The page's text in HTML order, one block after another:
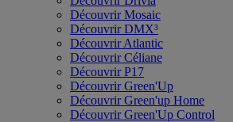
Découvrir Mosaic
Découvrir DMX³
Découvrir Atlantic
Découvrir Céliane
Découvrir P17
Découvrir Green'Up
Découvrir Green'up Home
Découvrir Green'Up Control